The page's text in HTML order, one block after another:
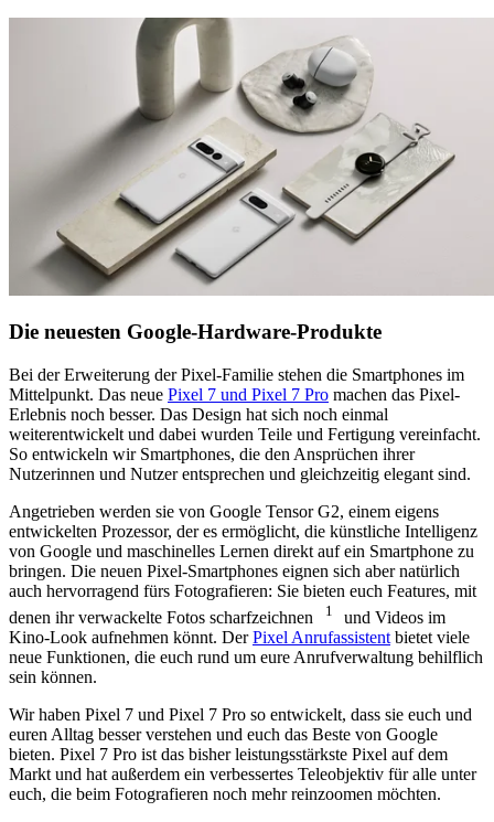
Die neuesten Google-Hardware-Produkte
Bei der Erweiterung der Pixel-Familie stehen die Smartphones im
Mittelpunkt. Das neue Pixel 7 und Pixel 7 Pro machen das Pixel-
Erlebnis noch besser. Das Design hat sich noch einmal
weiterentwickelt und dabei wurden Teile und Fertigung vereinfacht.
So entwickeln wir Smartphones, die den Ansprüchen ihrer
Nutzerinnen und Nutzer entsprechen und gleichzeitig elegant sind.
Angetrieben werden sie von Google Tensor G2, einem eigens
entwickelten Prozessor, der es ermöglicht, die künstliche Intelligenz
von Google und maschinelles Lernen direkt auf ein Smartphone zu
bringen. Die neuen Pixel-Smartphones eignen sich aber natürlich
auch hervorragend fürs Fotografieren: Sie bieten euch Features, mit
denen ihr verwackelte Fotos scharfzeichnen
1
und Videos im
Kino-Look aufnehmen könnt. DerPixel Anrufassistent bietet viele
neue Funktionen, die euch rund um eure Anrufverwaltung behilflich
sein können.
Wir haben Pixel 7 und Pixel 7 Pro so entwickelt, dass sie euch und
euren Alltag besser verstehen und euch das Beste von Google
bieten. Pixel 7 Pro ist das bisher leistungsstärkste Pixel auf dem
Markt und hat außerdem ein verbessertes Teleobjektiv für alle unter
euch, die beim Fotografieren noch mehr reinzoomen möchten.